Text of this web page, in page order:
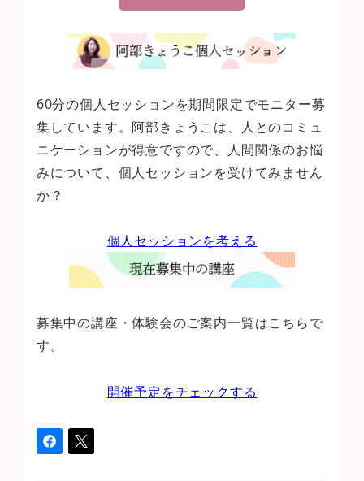
60分の個人セッションを期間限定でモニター募
集しています。阿部きょうこは、人とのコミュ
ニケーションが得意ですので、人間関係のお悩
みについて、個人セッションを受けてみません
か？
個人セッションを考える
募集中の講座・体験会のご案内一覧はこちらで
す。
開催予定をチェックする